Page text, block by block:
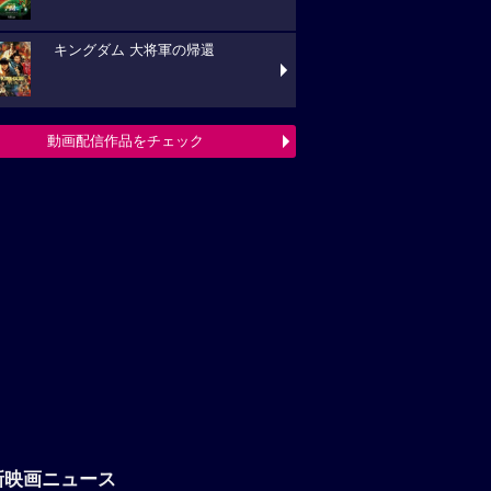
キングダム 大将軍の帰還
動画配信作品をチェック
映画ニュース